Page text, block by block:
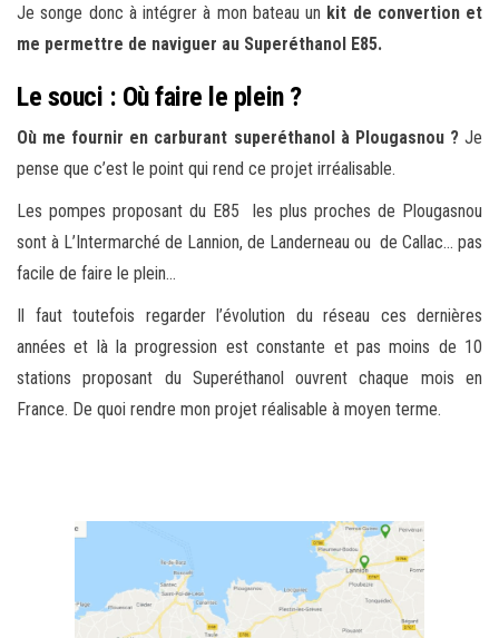
Je songe donc à intégrer à mon bateau un kit de convertion et
me permettre de naviguer au Superéthanol E85.
Le souci : Où faire le plein ?
Où me fournir en carburant superéthanol à Plougasnou ?Je
pense que c’est le point qui rend ce projet irréalisable.
Les pompes proposant du E85 les plus proches de Plougasnou
sont à L’Intermarché de Lannion, de Landerneau ou de Callac… pas
facile de faire le plein…
Il faut toutefois regarder l’évolution du réseau ces dernières
années et là la progression est constante et pas moins de 10
stations proposant du Superéthanol ouvrent chaque mois en
France. De quoi rendre mon projet réalisable à moyen terme.